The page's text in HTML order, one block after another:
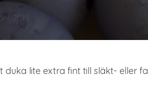
2019
lite extra fint till släkt- eller